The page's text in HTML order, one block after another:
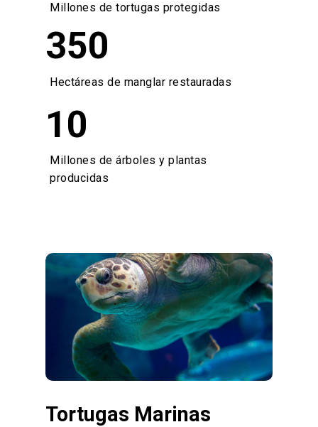
Millones de tortugas protegidas
350
Hectáreas de manglar restauradas
10
Millones de árboles y plantas
producidas
Tortugas Marinas